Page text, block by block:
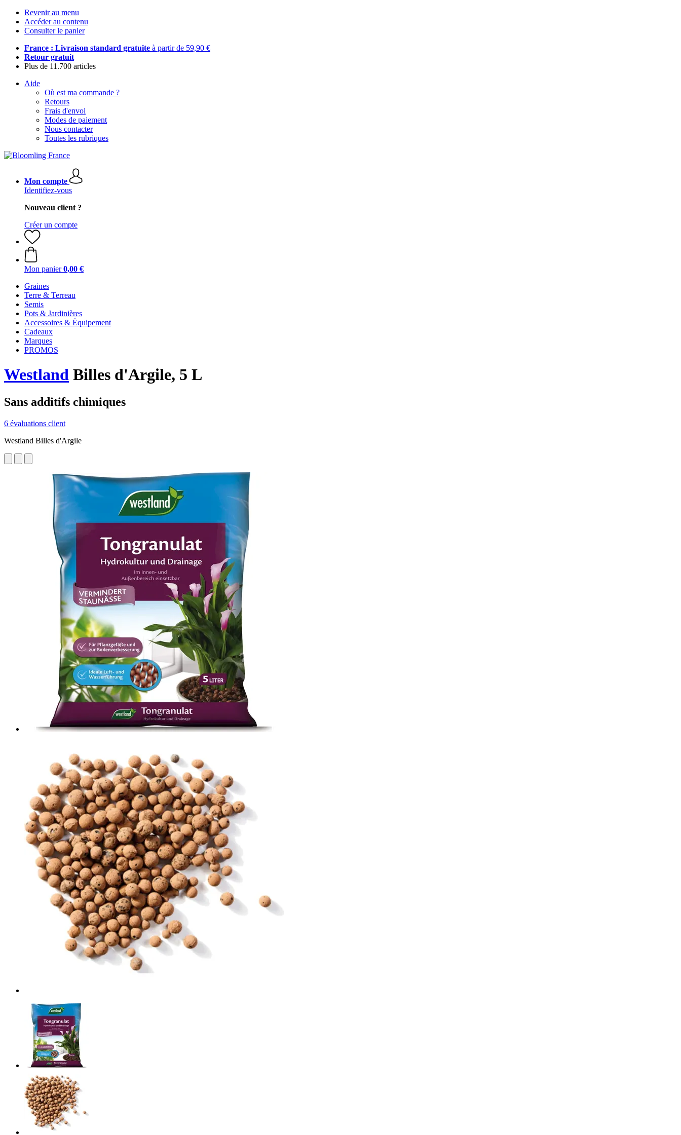
Revenir au menu
Accéder au contenu
Consulter le panier
France : Livraison standard gratuite à partir de 59,90 €
Retour gratuit
Plus de 11.700 articles
Aide
Où est ma commande ?
Retours
Frais d'envoi
Modes de paiement
Nous contacter
Toutes les rubriques
Mon compte
Identifiez-vous
Nouveau client ?
Créer un compte
Mon panier 0,00 €
Graines
Terre & Terreau
Semis
Pots & Jardinières
Accessoires & Équipement
Cadeaux
Marques
PROMOS
Westland Billes d'Argile, 5 L
Sans additifs chimiques
6 évaluations client
Westland Billes d'Argile